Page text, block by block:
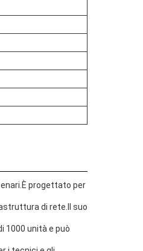
progettato per
di rete.Il suo
1000 unità e può